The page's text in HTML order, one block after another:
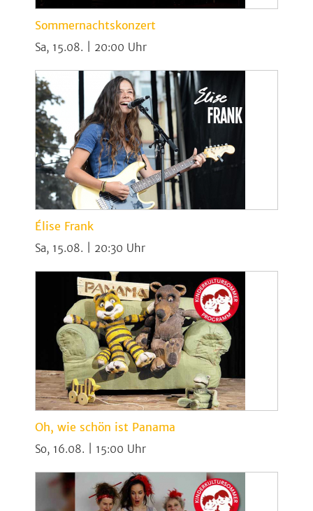
Sommernachtskonzert
Sa, 15.08. | 20:00
Élise Frank
Sa, 15.08. | 20:30
Oh, wie schön ist Panama
So, 16.08. | 15:00